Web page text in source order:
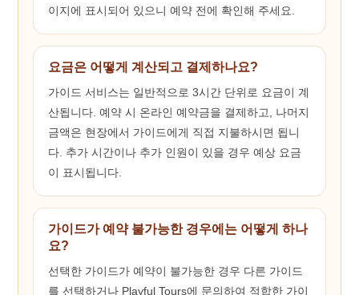
이지에 표시되어 있으니 예약 전에 확인해 주세요.
요금은 어떻게 계산되고 결제하나요?
가이드 서비스는 일반적으로 3시간 단위로 요금이 계
산됩니다. 예약 시 온라인 예약금을 결제하고, 나머지
금액은 현장에서 가이드에게 직접 지불하시면 됩니
다. 추가 시간이나 추가 인원이 있을 경우 예상 요금
이 표시됩니다.
가이드가 예약 불가능한 경우에는 어떻게 하나
요?
선택한 가이드가 예약이 불가능한 경우 다른 가이드
를 선택하거나 Playful Tours에 문의하여 적합한 가이